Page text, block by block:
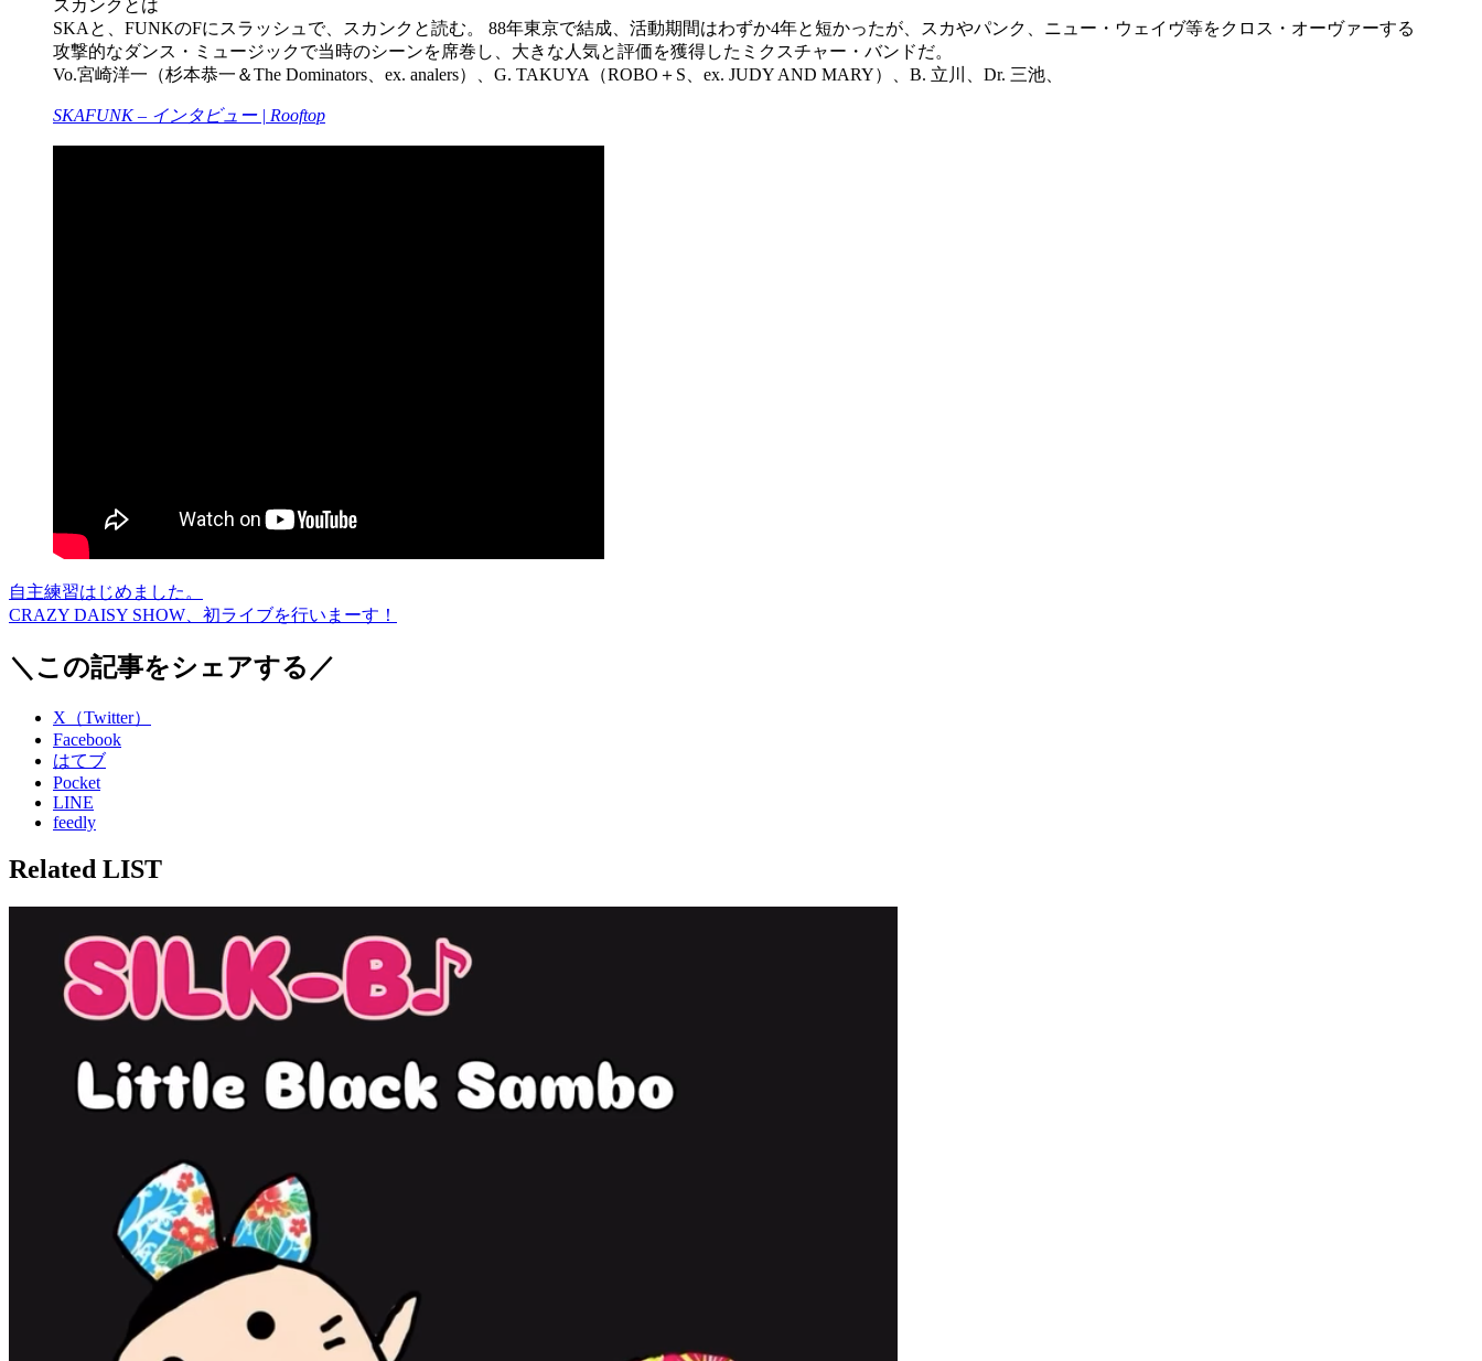
スカンクとは
SKAと、FUNKのFにスラッシュで、スカンクと読む。 88年東京で結成、活動期間はわずか4年と短かったが、スカやパンク、ニュー・ウェイヴ等をクロス・オーヴァーする
攻撃的なダンス・ミュージックで当時のシーンを席巻し、大きな人気と評価を獲得したミクスチャー・バンドだ。
Vo.宮崎洋一（杉本恭一＆The Dominators、ex. analers）、G. TAKUYA（ROBO＋S、ex. JUDY AND MARY）、B. 立川、Dr. 三池、
SKAFUNK – インタビュー | Rooftop
自主練習はじめました。
CRAZY DAISY SHOW、初ライブを行いまーす！
＼この記事をシェアする／
X（Twitter）
Facebook
はてブ
Pocket
LINE
feedly
Related LIST